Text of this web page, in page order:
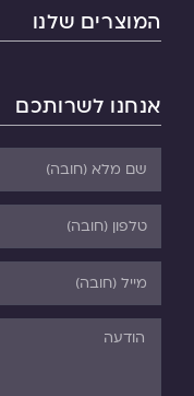
המוצרים שלנו
אנחנו לשרותכם